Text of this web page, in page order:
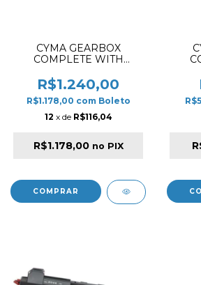
CYMA GEARBOX
COMPLETE WITH
R$1.240,00
R$1.178,00 com Boleto
12 x de R$116,04
R$1.178,00 no PIX